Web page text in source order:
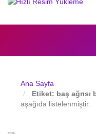
Ana Sayfa
Etiket: baş
aşağıda listelenmiştir.